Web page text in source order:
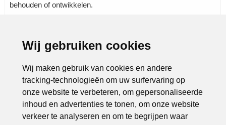
Wij gebruiken cookies
Wij maken gebruik van cookies en andere
tracking-technologieën om uw surfervaring op
onze website te verbeteren, om gepersonaliseerde
inhoud en advertenties te tonen, om onze website
verkeer te analyseren en om te begrijpen waar
behouden of ontwikkelen.